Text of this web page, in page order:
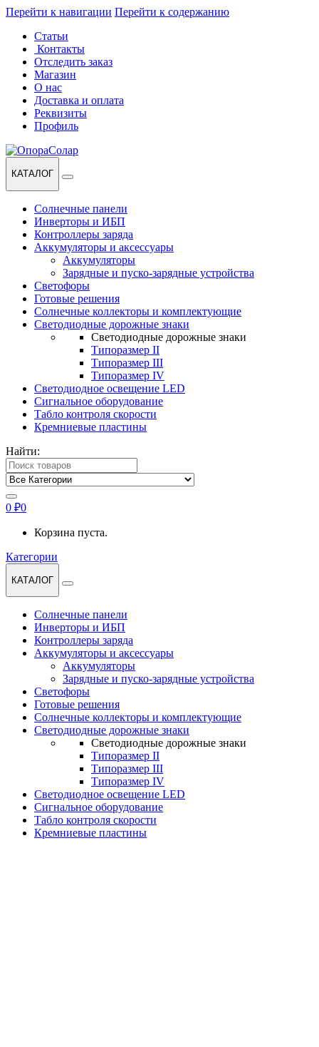
Перейти к навигации Перейти к содержанию
Статьи
Контакты
Отследить заказ
Магазин
О нас
Доставка и оплата
Реквизиты
Профиль
КАТАЛОГ
Солнечные панели
Инверторы и ИБП
Контроллеры заряда
Аккумуляторы и аксессуары
Аккумуляторы
Зарядные и пуско-зарядные устройства
Светофоры
Готовые решения
Солнечные коллекторы и комплектующие
Светодиодные дорожные знаки
Светодиодные дорожные знаки
Типоразмер II
Типоразмер III
Типоразмер IV
Светодиодное освещение LED
Сигнальное оборудование
Табло контроля скорости
Кремниевые пластины
Найти:
0 ₽0
Корзина пуста.
Категории
КАТАЛОГ
Солнечные панели
Инверторы и ИБП
Контроллеры заряда
Аккумуляторы и аксессуары
Аккумуляторы
Зарядные и пуско-зарядные устройства
Светофоры
Готовые решения
Солнечные коллекторы и комплектующие
Светодиодные дорожные знаки
Светодиодные дорожные знаки
Типоразмер II
Типоразмер III
Типоразмер IV
Светодиодное освещение LED
Сигнальное оборудование
Табло контроля скорости
Кремниевые пластины